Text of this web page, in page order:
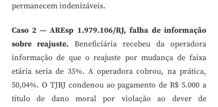
permanecem indenizáveis.
Caso 2 — AREsp 1.979.106/RJ, falha de informação
sobre reajuste. Beneficiária recebeu da operadora
informação de que o reajuste por mudança de faixa
etária seria de 35%. A operadora cobrou, na prática,
50,04%. O TJRJ condenou ao pagamento de R$ 5.000 a
título de dano moral por violação ao dever de